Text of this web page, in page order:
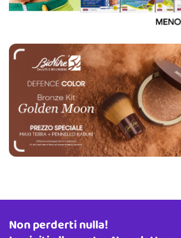
Indirizzo email
Non perderti nulla!